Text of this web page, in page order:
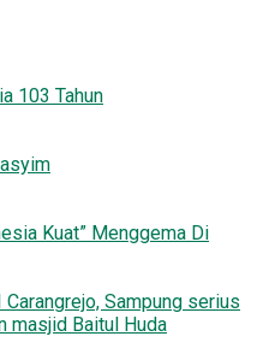
103 Tahun
Kuat” Menggema Di